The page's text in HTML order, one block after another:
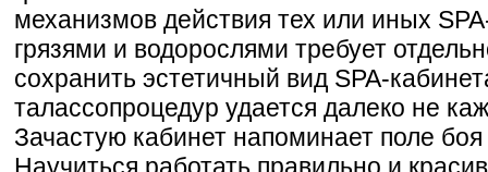
механизмов действия тех или иных
грязями и водорослями требует
сохранить эстетичный вид SPA-
талассопроцедур удается далеко не
Зачастую кабинет напоминает поле